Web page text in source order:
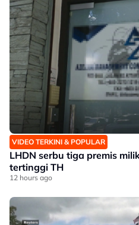
VIDEO TERKINI & POPULAR
LHDN serbu tiga premis
tertinggi TH
12 hours ago